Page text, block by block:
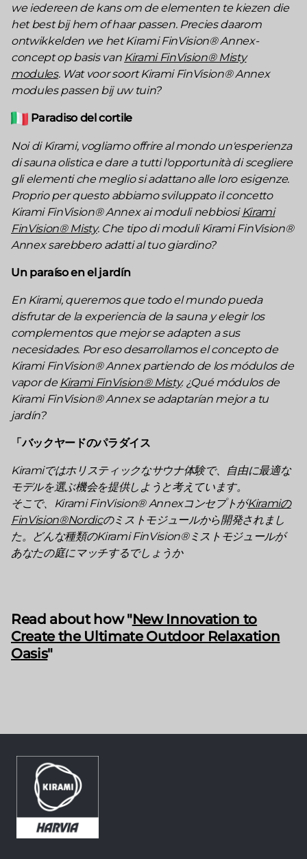
we iedereen de kans om de elementen te kiezen die
het best bij hem of haar passen. Precies daarom
ontwikkelden we het Kirami FinVision® Annex-
concept op basis van Kirami FinVision® Misty
modules. Wat voor soort Kirami FinVision® Annex
modules passen bij uw tuin?
Paradiso del cortile
Noi di Kirami, vogliamo offrire al mondo un'esperienza
di sauna olistica e dare a tutti l'opportunità di scegliere
gli elementi che meglio si adattano alle loro esigenze.
Proprio per questo abbiamo sviluppato il concetto
Kirami FinVision® Annex ai moduli nebbiosi Kirami
FinVision® Misty. Che tipo di moduli Kirami FinVision®
Annex sarebbero adatti al tuo giardino?
Un paraíso en el jardín
En Kirami, queremos que todo el mundo pueda
disfrutar de la experiencia de la sauna y elegir los
complementos que mejor se adapten a sus
necesidades. Por eso desarrollamos el concepto de
Kirami FinVision® Annex partiendo de los módulos de
vapor de Kirami FinVision® Misty. ¿Qué módulos de
Kirami FinVision® Annex se adaptarían mejor a tu
jardín?
「バックヤードのパラダイス
Kiramiではホリスティックなサウナ体験で、自由に最適な
モデルを選ぶ機会を提供しようと考えています。
そこで、Kirami FinVision® AnnexコンセプトがKiramiの
FinVision®Nordicのミストモジュールから開発されまし
た。どんな種類のKirami FinVision®ミストモジュールが
あなたの庭にマッチするでしょうか
Read about how "New Innovation to
Create the Ultimate Outdoor Relaxation
Oasis"